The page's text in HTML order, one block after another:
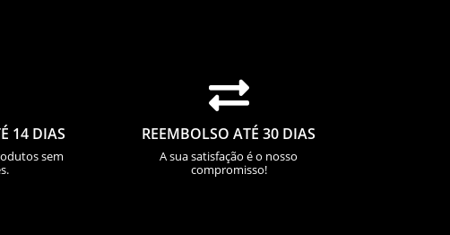
14 DIAS
sem

REEMBOLSO ATÉ 30 DIAS
A sua satisfação é o nosso
compromisso!